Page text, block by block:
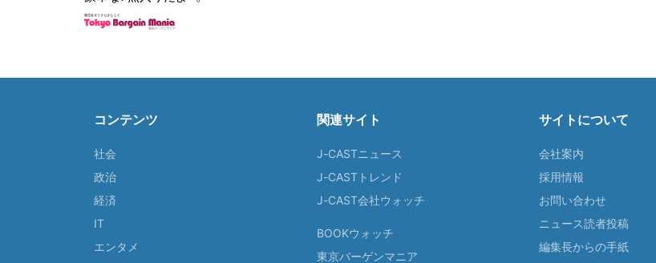
コンテンツ
社会
政治
経済
IT
エンタメ
関連サイト
J-CASTニュース
J-CASTトレンド
J-CAST会社ウォッチ
BOOKウォッチ
東京バーゲンマニア
サイトについて
会社案内
採用情報
お問い合わせ
ニュース読者投稿
編集長からの手紙